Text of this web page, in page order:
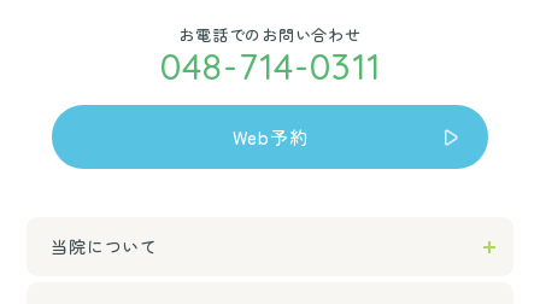
お電話でのお問い合わせ
048-714-0311
Web予約
当院について